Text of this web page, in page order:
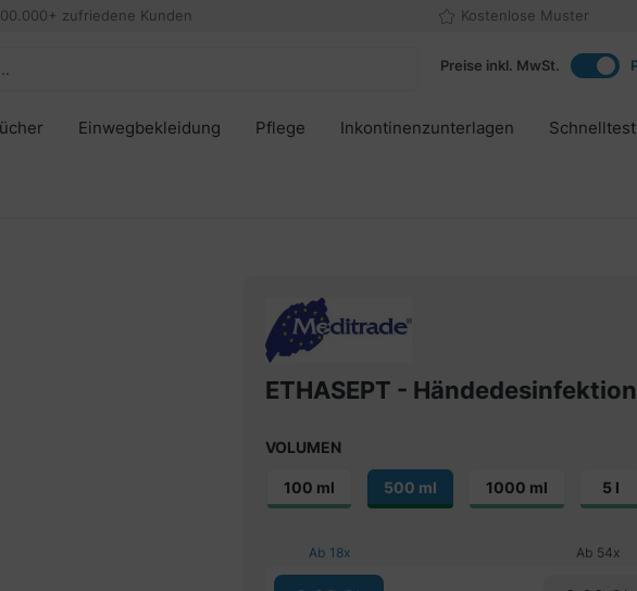
zufriedene Kunden Kostenlose Muster
Preise inkl. MwSt.
Einwegbekleidung Pflege Inkontinenzunterlagen
ETHASEPT -
VOLUMEN
100 ml 500 ml 1000 ml 5 l
Ab 18x Ab 54x